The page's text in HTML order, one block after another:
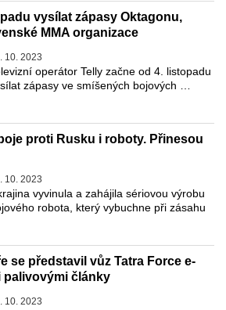
vysílat zápasy Oktagonu,
MMA organizace
10. 2023
operátor Telly začne od 4. listopadu
zápasy ve smíšených bojových …
proti Rusku i roboty. Přinesou
10. 2023
vyvinula a zahájila sériovou výrobu
robota, který vybuchne při zásahu
se představil vůz Tatra Force e-
palivovými články
10. 2023